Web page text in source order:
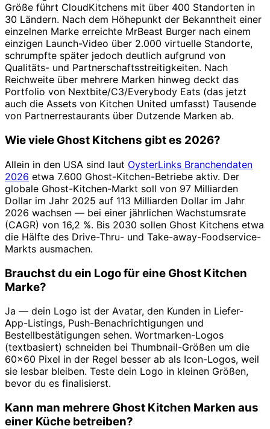
Größe führt CloudKitchens mit über 400 Standorten in
30 Ländern. Nach dem Höhepunkt der Bekanntheit einer
einzelnen Marke erreichte MrBeast Burger nach einem
einzigen Launch-Video über 2.000 virtuelle Standorte,
schrumpfte später jedoch deutlich aufgrund von
Qualitäts- und Partnerschaftsstreitigkeiten. Nach
Reichweite über mehrere Marken hinweg deckt das
Portfolio von Nextbite/C3/Everybody Eats (das jetzt
auch die Assets von Kitchen United umfasst) Tausende
von Partnerrestaurants über Dutzende Marken ab.
Wie viele Ghost Kitchens gibt es 2026?
Allein in den USA sind laut OysterLinks Branchendaten
2026 etwa 7.600 Ghost-Kitchen-Betriebe aktiv. Der
globale Ghost-Kitchen-Markt soll von 97 Milliarden
Dollar im Jahr 2025 auf 113 Milliarden Dollar im Jahr
2026 wachsen — bei einer jährlichen Wachstumsrate
(CAGR) von 16,2 %. Bis 2030 sollen Ghost Kitchens etwa
die Hälfte des Drive-Thru- und Take-away-Foodservice-
Markts ausmachen.
Brauchst du ein Logo für eine Ghost Kitchen
Marke?
Ja — dein Logo ist der Avatar, den Kunden in Liefer-
App-Listings, Push-Benachrichtigungen und
Bestellbestätigungen sehen. Wortmarken-Logos
(textbasiert) schneiden bei Thumbnail-Größen um die
60×60 Pixel in der Regel besser ab als Icon-Logos, weil
sie lesbar bleiben. Teste dein Logo in kleinen Größen,
bevor du es finalisierst.
Kann man mehrere Ghost Kitchen Marken aus
einer Küche betreiben?